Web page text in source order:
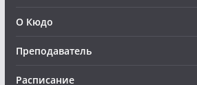
О Кюдо
Преподаватель
Расписание